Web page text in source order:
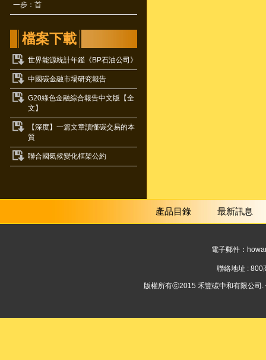
一步：首
檔案下載
世界能源統計年鑑《BP石油公司》
中國碳金融市場研究報告
G20綠色金融綜合報告中文版【全
文】
【深度】一篇文章讀懂碳交易的本
質
聯合國氣候變化框架公約
產品目錄 最新訊息
電子郵件：
聯絡地址 : 800
版權所有ⓒ2015 禾豐碳中和有限公司